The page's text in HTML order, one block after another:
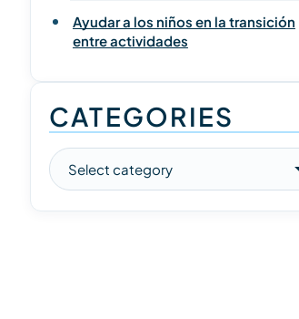
Ayudar a los niños en la transición
entre actividades
CATEGORIES